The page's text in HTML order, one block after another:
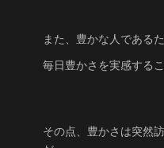
また、豊かな人であるた
毎日豊かさを実感する
その点、豊かさは突然